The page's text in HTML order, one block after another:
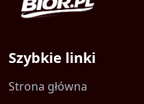
Szybkie linki
Strona główna